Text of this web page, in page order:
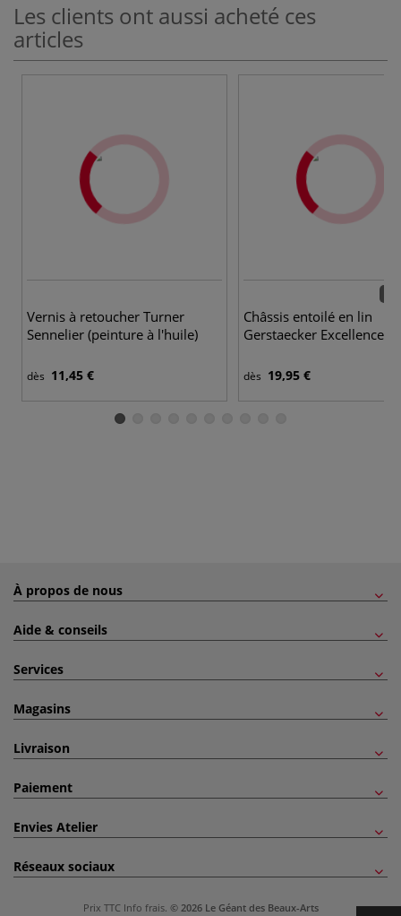
Les clients ont aussi acheté ces
articles
Vernis à retoucher Turner
Sennelier (peinture à l'huile)
dès 11,45 €
Châssis entoilé en lin
Gerstaecker Excellence
dès 19,95 €
À propos de nous
Aide & conseils
Services
Magasins
Livraison
Paiement
Envies Atelier
Réseaux sociaux
Prix TTC Info frais. © 2026 Le Géant des Beaux-Arts